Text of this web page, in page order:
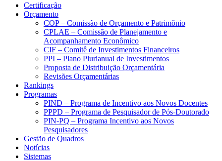
Certificação
Orçamento
COP – Comissão de Orçamento e Patrimônio
CPLAE – Comissão de Planejamento e
Acompanhamento Econômico
CIF – Comitê de Investimentos Financeiros
PPI – Plano Plurianual de Investimentos
Proposta de Distribuição Orçamentária
Revisões Orçamentárias
Rankings
Programas
PIND – Programa de Incentivo aos Novos Docentes
PPPD – Programa de Pesquisador de Pós-Doutorado
PIN-PQ – Programa Incentivo aos Novos
Pesquisadores
Gestão de Quadros
Notícias
Sistemas